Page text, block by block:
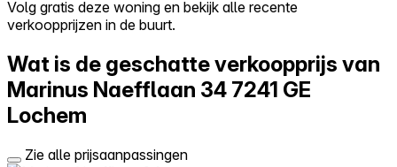
Probeer Walter gratis
Volg gratis deze woning en bekijk alle recente
verkoopprijzen in de buurt.
Wat is de geschatte verkoopprijs van
Marinus Naefflaan 34 7241 GE
Lochem
Zie alle prijsaanpassingen